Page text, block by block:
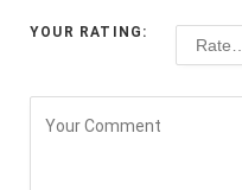
YOUR RATING: